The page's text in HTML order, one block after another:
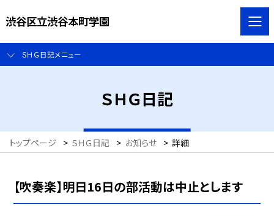
渋谷区立渋谷本町学園
ＳＨＧ日記メニュー
ＳＨＧ日記
トップページ > ＳＨＧ日記 > お知らせ > 詳細
【吹奏楽】明日16日の部活動は中止とします